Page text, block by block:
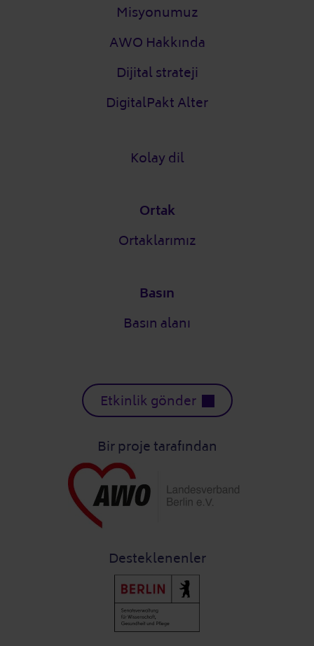
Misyonumuz
AWO Hakkında
Dijital strateji
DigitalPakt Alter
Kolay dil
Ortak
Ortaklarımız
Basın
Basın alanı
Etkinlik gönder
Bir proje tarafından
Desteklenenler